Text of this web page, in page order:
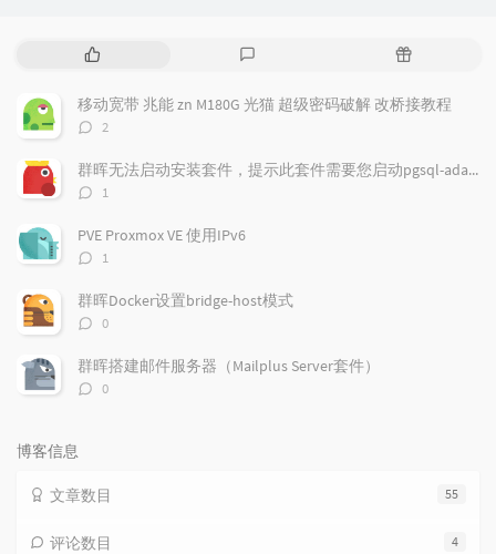
热
文
章
评
论
随
文
章
移动宽带 兆能 zn M180G 光猫 超级密码破解 改桥接教程
评
数：
2
群晖无法启动安装套件，提示此套件需要您启动pgsql-adapter.service
评
数：
1
PVE Proxmox VE 使用IPv6
评
数：
1
群晖Docker设置bridge-host模式
评
数：
0
群晖搭建邮件服务器（Mailplus Server套件）
评
0
博客信息
55
文章数目
4
评论数目